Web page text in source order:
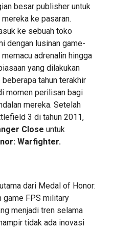
besar publisher untuk
ke pasaran.
ke sebuah toko
dengan lusinan game-
adrenalin hingga
yang dilakukan
beberapa tahun terakhir
momen perilisan bagi
mereka. Setelah
3 di tahun 2011,
Close untuk
Warfighter.
dari Medal of Honor:
game FPS military
menjadi tren selama
tidak ada inovasi